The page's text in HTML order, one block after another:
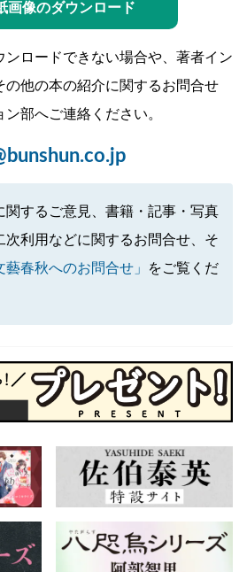
画像のダウンロード
ンロードできない場合や、著者イン
の他の本の紹介に関するお問合せ
部へご連絡ください。
関するご意見、書籍・記事・写真
次利用などに関するお問合せ、そ
藝春秋へのお問合せ」
をご覧くだ